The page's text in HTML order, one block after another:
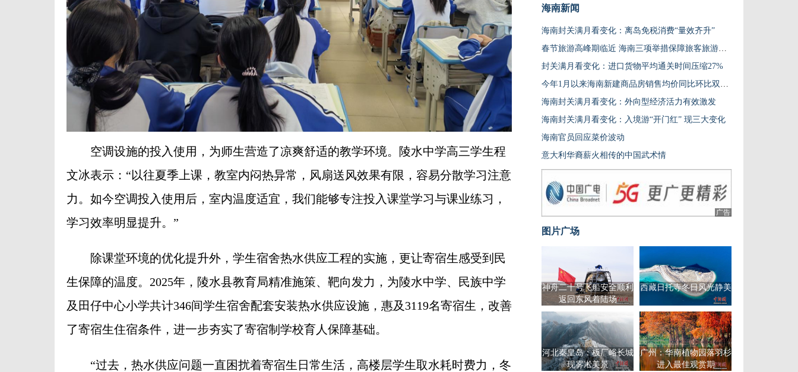
空调设施的投入使用，为师生营造了凉爽舒适的教学环境。陵水中学高三学生程
文冰表示：“以往夏季上课，教室内闷热异常，风扇送风效果有限，容易分散学习注意
力。如今空调投入使用后，室内温度适宜，我们能够专注投入课堂学习与课业练习，
学习效率明显提升。”
除课堂环境的优化提升外，学生宿舍热水供应工程的实施，更让寄宿生感受到民
生保障的温度。2025年，陵水县教育局精准施策、靶向发力，为陵水中学、民族中学
及田仔中心小学共计346间学生宿舍配套安装热水供应设施，惠及3119名寄宿生，改善
了寄宿生住宿条件，进一步夯实了寄宿制学校育人保障基础。
“过去，热水供应问题一直困扰着寄宿生日常生活，高楼层学生取水耗时费力，冬
海南新闻
海南封关满月看变化：离岛免税消费“量效齐升”
春节旅游高峰期临近 海南三项举措保障旅客旅游体验
封关满月看变化：进口货物平均通关时间压缩27%
今年1月以来海南新建商品房销售均价同比环比双增长
海南封关满月看变化：外向型经济活力有效激发
海南封关满月看变化：入境游“开门红” 现三大变化
海南官员回应菜价波动
意大利华裔薪火相传的中国武术情
广告
图片广场
神舟二十号飞船安全顺利
返回东风着陆场
西藏日托寺冬日风光静美
河北秦皇岛：板厂峪长城
现雾凇美景
广州：华南植物园落羽杉
进入最佳观赏期